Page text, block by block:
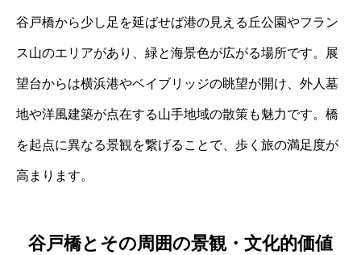
谷戸橋から少し足を延ばせば港の見える丘公園やフラン
ス山のエリアがあり、緑と海景色が広がる場所です。展
望台からは横浜港やベイブリッジの眺望が開け、外人墓
地や洋風建築が点在する山手地域の散策も魅力です。橋
を起点に異なる景観を繋げることで、歩く旅の満足度が
高まります。
谷戸橋とその周囲の景観・文化的価値